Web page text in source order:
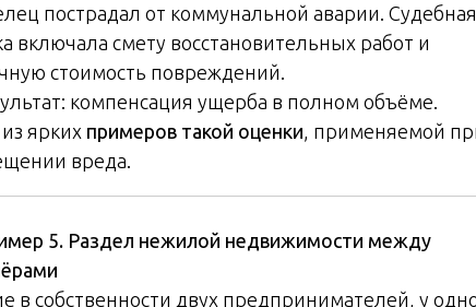
пострадал от коммунальной аварии. Судебная
включала смету восстановительных работ и
стоимость повреждений.
компенсация ущерба в полном объёме.
ярких примеров такой оценки , применяемой
вреда.
5. Раздел нежилой недвижимости между
в собственности двух предпринимателей, у